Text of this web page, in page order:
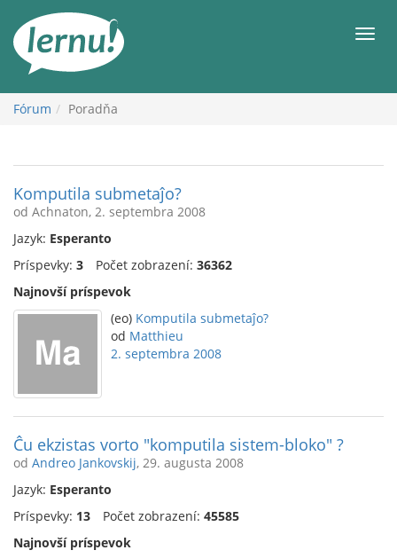
obsah
Fórum Poradňa
Komputila submetaĵo?
od Achnaton, 2. septembra 2008
Jazyk: Esperanto
Príspevky: 3 Počet zobrazení: 36362
Najnovší príspevok
(eo) Komputila submetaĵo?
od Matthieu
2. septembra 2008
Ĉu ekzistas vorto "komputila sistem-bloko" ?
od Andreo Jankovskij, 29. augusta 2008
Jazyk: Esperanto
Príspevky: 13 Počet zobrazení: 45585
Najnovší príspevok